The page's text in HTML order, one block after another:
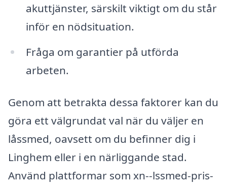
akuttjänster, särskilt viktigt om du står
inför en nödsituation.
Fråga om garantier på utförda
arbeten.
Genom att betrakta dessa faktorer kan du
göra ett välgrundat val när du väljer en
låssmed, oavsett om du befinner dig i
Linghem eller i en närliggande stad.
Använd plattformar som xn--lssmed-pris-